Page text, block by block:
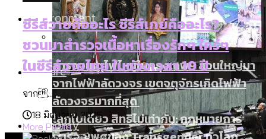
Environment
สำรวจเหตุไฟไหม้ในกรุงเทพฯ ส่วนใหญ่มา
จากไฟฟ้าลัดวงจร เขตจตุจักรเกิดไฟฟ้า
ลัดวงจรมากที่สุด
Culture
โลกใบเดียว สิทธิไม่เท่ากัน: กฎหมายการ
Economy
ซีรีส์วายคืออะไร ซีรีส์เกย์คืออะไร?
ชวนมาสำรวจเนื้อหาเรื่องรักๆ ใคร่ๆ
ในซีรีส์วายไทย ในช่วงเวลา 10 ปี
จาก...
18 มิถุนายน 2025
More Posts